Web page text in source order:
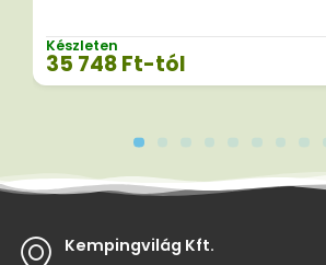
Készleten
35 748Ft-tól
Kempingvilág Kft.